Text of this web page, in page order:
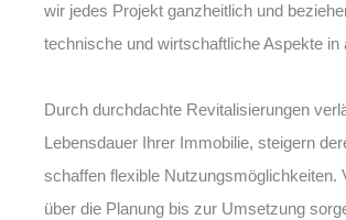
wir jedes Projekt ganzheitlich und
technische und wirtschaftliche Aspekte in
Durch durchdachte Revitalisierungen
Lebensdauer Ihrer Immobilie, steigern
schaffen flexible Nutzungsmöglichkeiten.
über die Planung bis zur Umsetzung